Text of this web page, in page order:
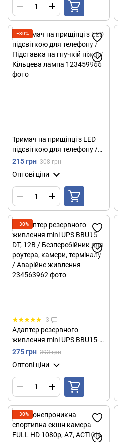
−30%
Тримач на прищіпці з LED
підсвіткою для телефону /
Підставка на гнучкій ніжці /
215 грн 308 грн
Оптові ціни
−30%
3
Адаптер резервного
живлення mini UPS BBU15-
DT, 12В / Безперебійник для
/ Аварійне живлення
275 грн 393 грн
Оптові ціни
−30%